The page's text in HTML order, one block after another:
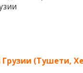
(Тушети,